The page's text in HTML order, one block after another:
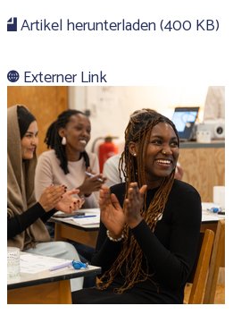
Artikel herunterladen (400 KB)
Externer Link